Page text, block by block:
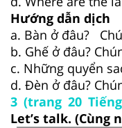
Hướng dẫn dịch
a. Bàn ở đâu?
b. Ghế ở đâu?
c. Những quyển
d. Đèn ở đâu?
3 (trang 20
Let’s talk. (Cùng